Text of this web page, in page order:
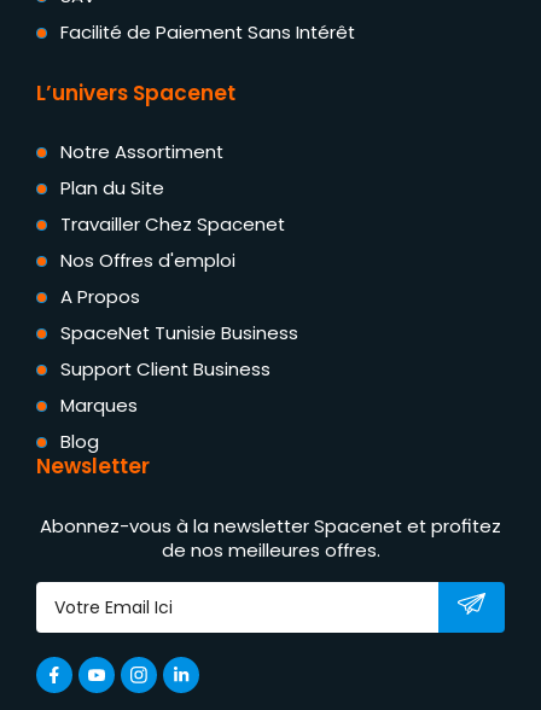
Facilité de Paiement Sans Intérêt
L’univers Spacenet
Notre Assortiment
Plan du Site
Travailler Chez Spacenet
Nos Offres d'emploi
A Propos
SpaceNet Tunisie Business
Support Client Business
Marques
Blog
Newsletter
Abonnez-vous à la newsletter Spacenet et profitez
de nos meilleures offres.